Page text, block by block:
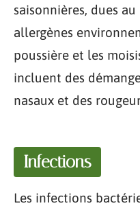
saisonnières, dues
allergènes
poussière et les
incluent des
nasaux et des
Infections
Les infections